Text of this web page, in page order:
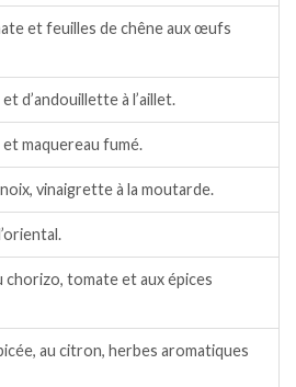
et feuilles de chêne aux œufs
d’andouillette à l’aillet.
et maquereau fumé.
vinaigrette à la moutarde.
chorizo, tomate et aux épices
au citron, herbes aromatiques